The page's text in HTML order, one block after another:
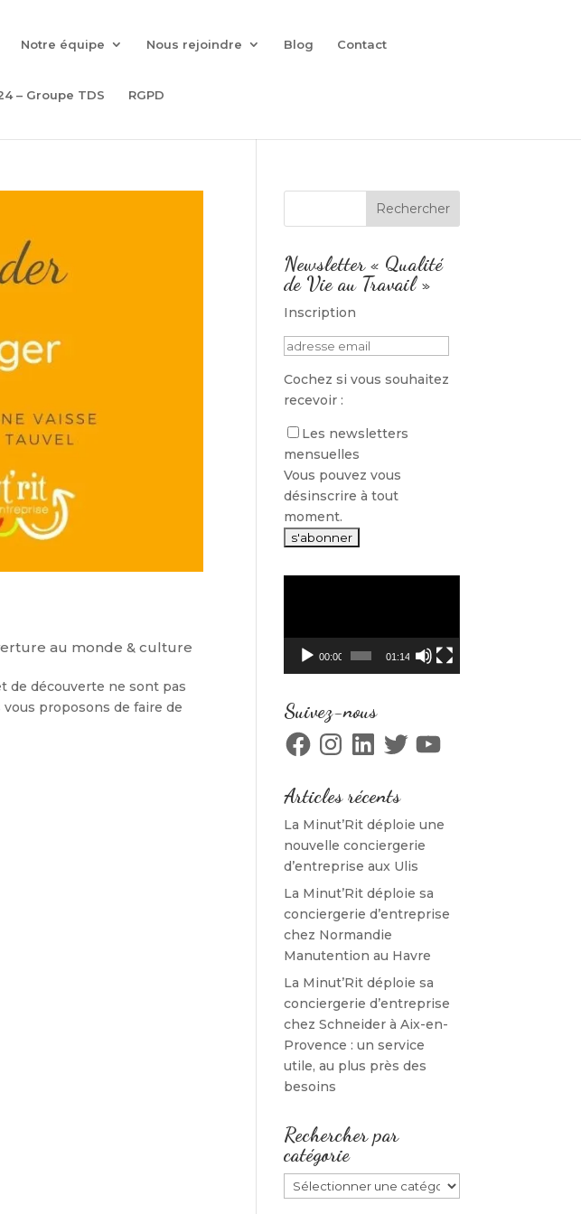
Notre équipe Nous rejoindre Blog Contact
– Groupe TDS RGPD
au monde & culture
de découverte ne sont pas
proposons de faire de
Newsletter « Qualité
de Vie au Travail »
Inscription
Cochez si vous souhaitez
recevoir :
Les newsletters
mensuelles
Vous pouvez vous
désinscrire à tout
moment.
00:00 01:14
Suivez-nous
FacebookInstagramLinkedInTwitterYouTube
Articles récents
La Minut’Rit déploie une
nouvelle conciergerie
d’entreprise aux Ulis
La Minut’Rit déploie sa
conciergerie d’entreprise
chez Normandie
Manutention au Havre
La Minut’Rit déploie sa
conciergerie d’entreprise
chez Schneider à Aix-en-
Provence : un service
utile, au plus près des
besoins
Rechercher par
catégorie
Rechercher
par